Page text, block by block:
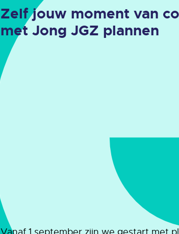
Zelf jouw moment van
met Jong JGZ plannen